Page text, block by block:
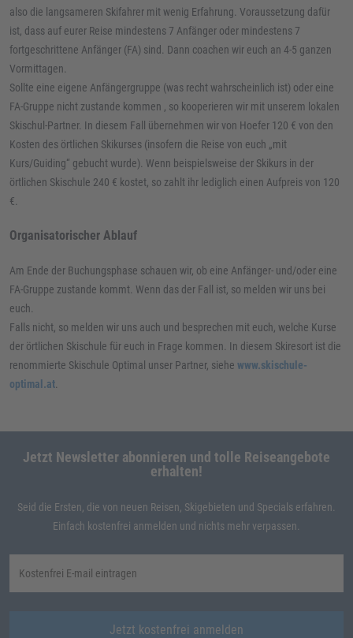
also die langsameren Skifahrer mit wenig Erfahrung. Voraussetzung dafür
ist, dass auf eurer Reise mindestens 7 Anfänger oder mindestens 7
fortgeschrittene Anfänger (FA) sind. Dann coachen wir euch an 4-5 ganzen
Vormittagen.
Sollte eine eigene Anfängergruppe (was recht wahrscheinlich ist) oder eine
FA-Gruppe nicht zustande kommen , so kooperieren wir mit unserem lokalen
Skischul-Partner. In diesem Fall übernehmen wir von Hoefer 120 € von den
Kosten des örtlichen Skikurses (insofern die Reise von euch „mit
Kurs/Guiding“ gebucht wurde). Wenn beispielsweise der Skikurs in der
örtlichen Skischule 240 € kostet, so zahlt ihr lediglich einen Aufpreis von 120
€.
Organisatorischer Ablauf
Am Ende der Buchungsphase schauen wir, ob eine Anfänger- und/oder eine
FA-Gruppe zustande kommt. Wenn das der Fall ist, so melden wir uns bei
euch.
Falls nicht, so melden wir uns auch und besprechen mit euch, welche Kurse
der örtlichen Skischule für euch in Frage kommen. In diesem Skiresort ist die
renommierte Skischule Optimal unser Partner, siehe www.skischule-
optimal.at
Jetzt Newsletter abonnieren und tolle Reiseangebote
erhalten!
Seid die Ersten, die von neuen Reisen, Skigebieten und Specials erfahren.
Einfach kostenfrei anmelden und nichts mehr verpassen.
Jetzt kostenfrei anmelden